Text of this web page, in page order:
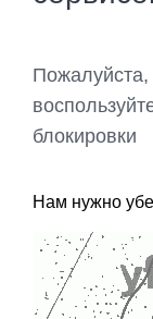
блокировки
Нам нужно